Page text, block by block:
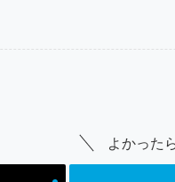
よかった